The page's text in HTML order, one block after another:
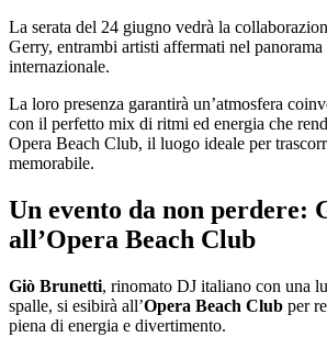
La serata del 24 giugno vedrà la
Gerry, entrambi artisti affermati nel panorama
internazionale.
La loro presenza garantirà un’atmosfera
con il perfetto mix di ritmi ed energia che
Opera Beach Club, il luogo ideale per
memorabile.
Un evento da non perdere:
all’Opera Beach Club
Giò Brunetti, rinomato DJ italiano con una
spalle, si esibirà all’Opera Beach Club per
piena di energia e divertimento.